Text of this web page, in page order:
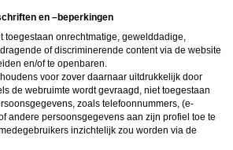
en –beperkingen
toegestaan onrechtmatige, gewelddadige,
of discriminerende content via de website
en/of te openbaren.
voor zover daarnaar uitdrukkelijk door
de webruimte wordt gevraagd, niet toegestaan
zoals telefoonnummers, (e-
andere persoonsgegevens aan zijn profiel toe te
inzichtelijk zou worden via de